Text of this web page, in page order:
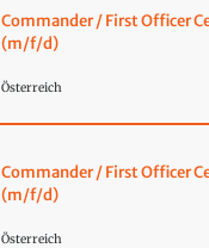
Commander / First Officer
(m/f/d)
Österreich
Commander / First Officer
(m/f/d)
Österreich